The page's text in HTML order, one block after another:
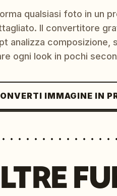
qualsiasi foto in un
Il convertitore
analizza composizione,
ogni look in pochi
IMMAGINE IN